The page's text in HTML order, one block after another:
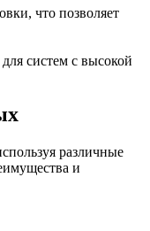
что позволяет
систем с высокой
различные
и